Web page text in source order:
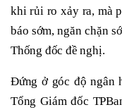
khi rủi ro xảy ra, mà
báo sớm, ngăn chặn
Thống đốc đề nghị.
Đứng ở góc độ ngân
Tổng Giám đốc